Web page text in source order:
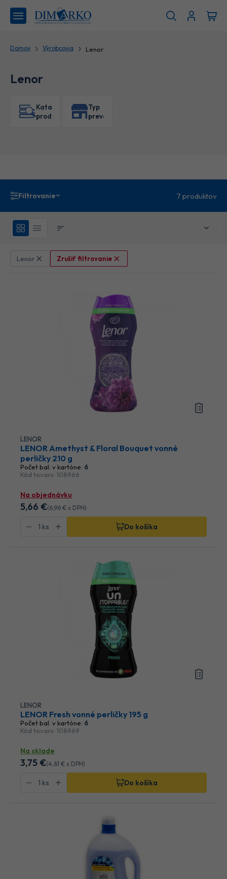
Domov Výrobcovia Lenor
Lenor
Katalóg
produktov
Typ
prevádzky
Zrušiť filtrovanie
Lenor
Filtrovanie 7 produktov
LENOR
LENOR Amethyst & Floral Bouquet vonné
perličky 210 g
Počet bal. v kartóne: 6
Kód tovaru: 108966
Na objednávku
5,66 €(6,96 € s DPH)
Do košíka
LENOR
LENOR Fresh vonné perličky 195 g
Počet bal. v kartóne: 6
Kód tovaru: 108969
Na sklade
3,75 €(4,61 € s DPH)
Do košíka